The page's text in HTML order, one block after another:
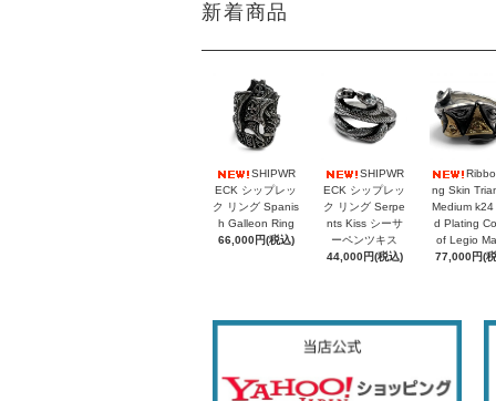
新着商品
SHIPWR
ECK シップレッ
ク リング Spanis
h Galleon Ring
66,000円(税込)
SHIPWR
ECK シップレッ
ク リング Serpe
nts Kiss シーサ
ーペンツキス
44,000円(税込)
ng Skin
Medium k24
d Plating
of Legio
77,000円(